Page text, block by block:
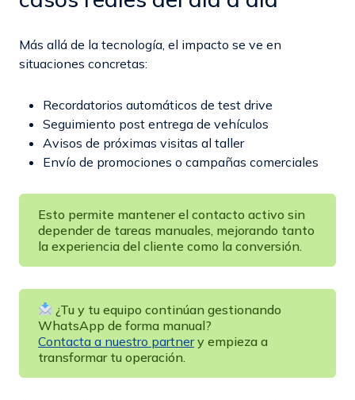
Más allá de la tecnología, el impacto se ve en
situaciones concretas:
Recordatorios automáticos de test drive
Seguimiento post entrega de vehículos
Avisos de próximas visitas al taller
Envío de promociones o campañas comerciales
Esto permite mantener el contacto activo sin
depender de tareas manuales, mejorando tanto
la experiencia del cliente como la conversión.
¿Tu y tu equipo continúan gestionando
WhatsApp de forma manual?
Contacta a nuestro partnery empieza a
transformar tu operación.